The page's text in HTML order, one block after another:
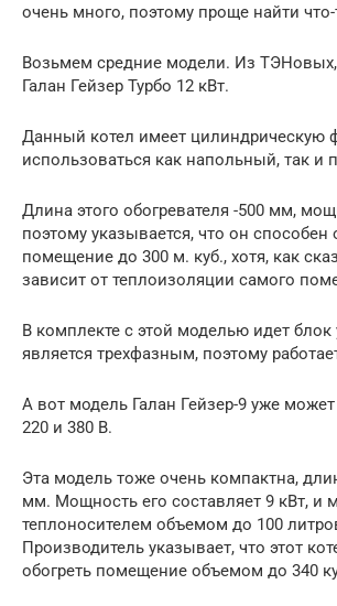
очень много, поэтому проще найти
Возьмем средние модели. Из
Галан Гейзер Турбо 12 кВт.
Данный котел имеет цилиндрическую
использоваться как напольный, так и
Длина этого обогревателя -500 мм,
поэтому указывается, что он способен
помещение до 300 м. куб., хотя, как
зависит от теплоизоляции самого
В комплекте с этой моделью идет
является трехфазным, поэтому
А вот модель Галан Гейзер-9 уже может
220 и 380 В.
Эта модель тоже очень компактна,
мм. Мощность его составляет 9 кВт, и
теплоносителем объемом до 100
Производитель указывает, что этот
обогреть помещение объемом до 340